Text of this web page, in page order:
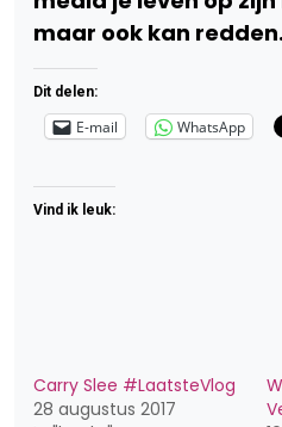
maar ook kan redden.
Dit delen:
E-mail WhatsApp
Vind ik leuk:
Carry Slee #LaatsteVlog
28 augustus 2017